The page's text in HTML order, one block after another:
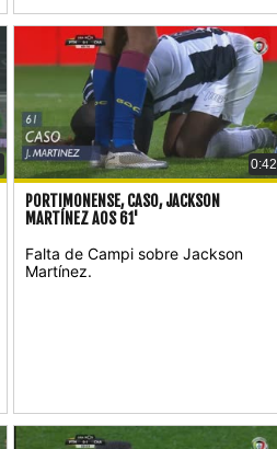
0:42
PORTIMONENSE, CASO, JACKSON
MARTÍNEZ AOS 61'
Falta de Campi sobre Jackson
Martínez.